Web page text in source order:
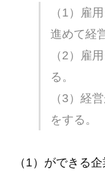
（1）雇
進めて経
（2）雇
る。
（3）経
をする。
（1）ができる